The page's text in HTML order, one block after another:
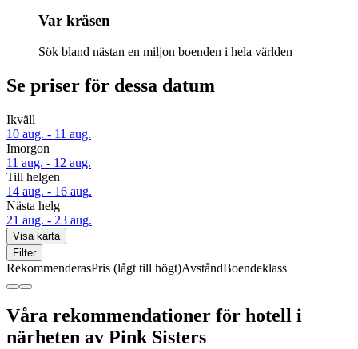
Var kräsen
Sök bland nästan en miljon boenden i hela världen
Se priser för dessa datum
Ikväll
10 aug. - 11 aug.
Imorgon
11 aug. - 12 aug.
Till helgen
14 aug. - 16 aug.
Nästa helg
21 aug. - 23 aug.
Visa karta
Filter
RekommenderasPris (lågt till högt)AvståndBoendeklass
Våra rekommendationer för hotell i
närheten av Pink Sisters